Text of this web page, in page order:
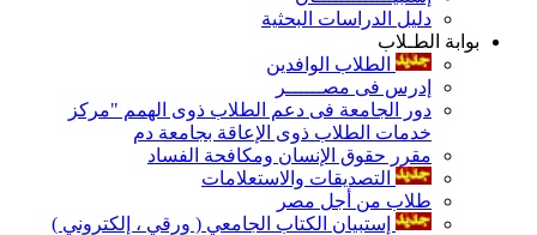
دليل الدراسات البحثية
بوابة الطـلاب
الطلاب الوافدين
إدرس فى مصــــــر
دور الجامعة فى دعم الطلاب ذوى الهمم "مركز
خدمات الطلاب ذوى الإعاقة بجامعة دم
مقرر حقوق الإنسان ومكافحة الفساد
التصديقات والاستعلامات
طلاب من أجل مصر
إستبيان الكتاب الجامعي ( ورقي ، إلكتروني )